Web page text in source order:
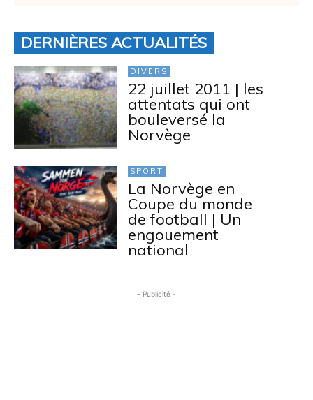
DERNIÈRES ACTUALITÉS
DIVERS
22 juillet 2011 | les
attentats qui ont
bouleversé la
Norvège
SPORT
La Norvège en
Coupe du monde
de football | Un
engouement
national
- Publicité -